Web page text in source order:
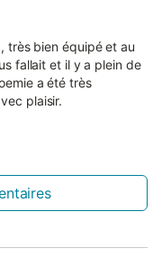
très bien équipé et au
fallait et il y a plein de
a été très
plaisir.